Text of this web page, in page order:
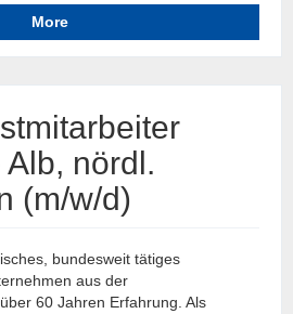
More
nördl.
(m/w/d)
bundesweit tätiges
aus der
60 Jahren Erfahrung. Als